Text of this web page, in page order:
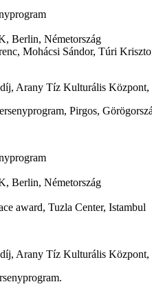
Berlin, Németország
Mohácsi Sándor, Túri
Arany Tíz Kulturális Központ,
Pirgos,
Berlin, Németország
award, Tuzla Center, Istambul
Arany Tíz Kulturális Központ,